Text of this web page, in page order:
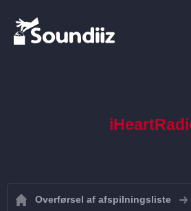
Overførsel af afspilningsliste